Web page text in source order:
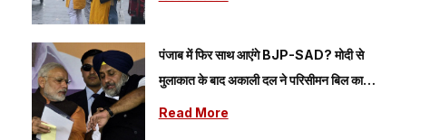
पंजाब में फिर साथ आएंगे BJP-SAD? मोदी से
मुलाकात के बाद अकाली दल ने परिसीमन बिल का
किया समर्थन
Read More